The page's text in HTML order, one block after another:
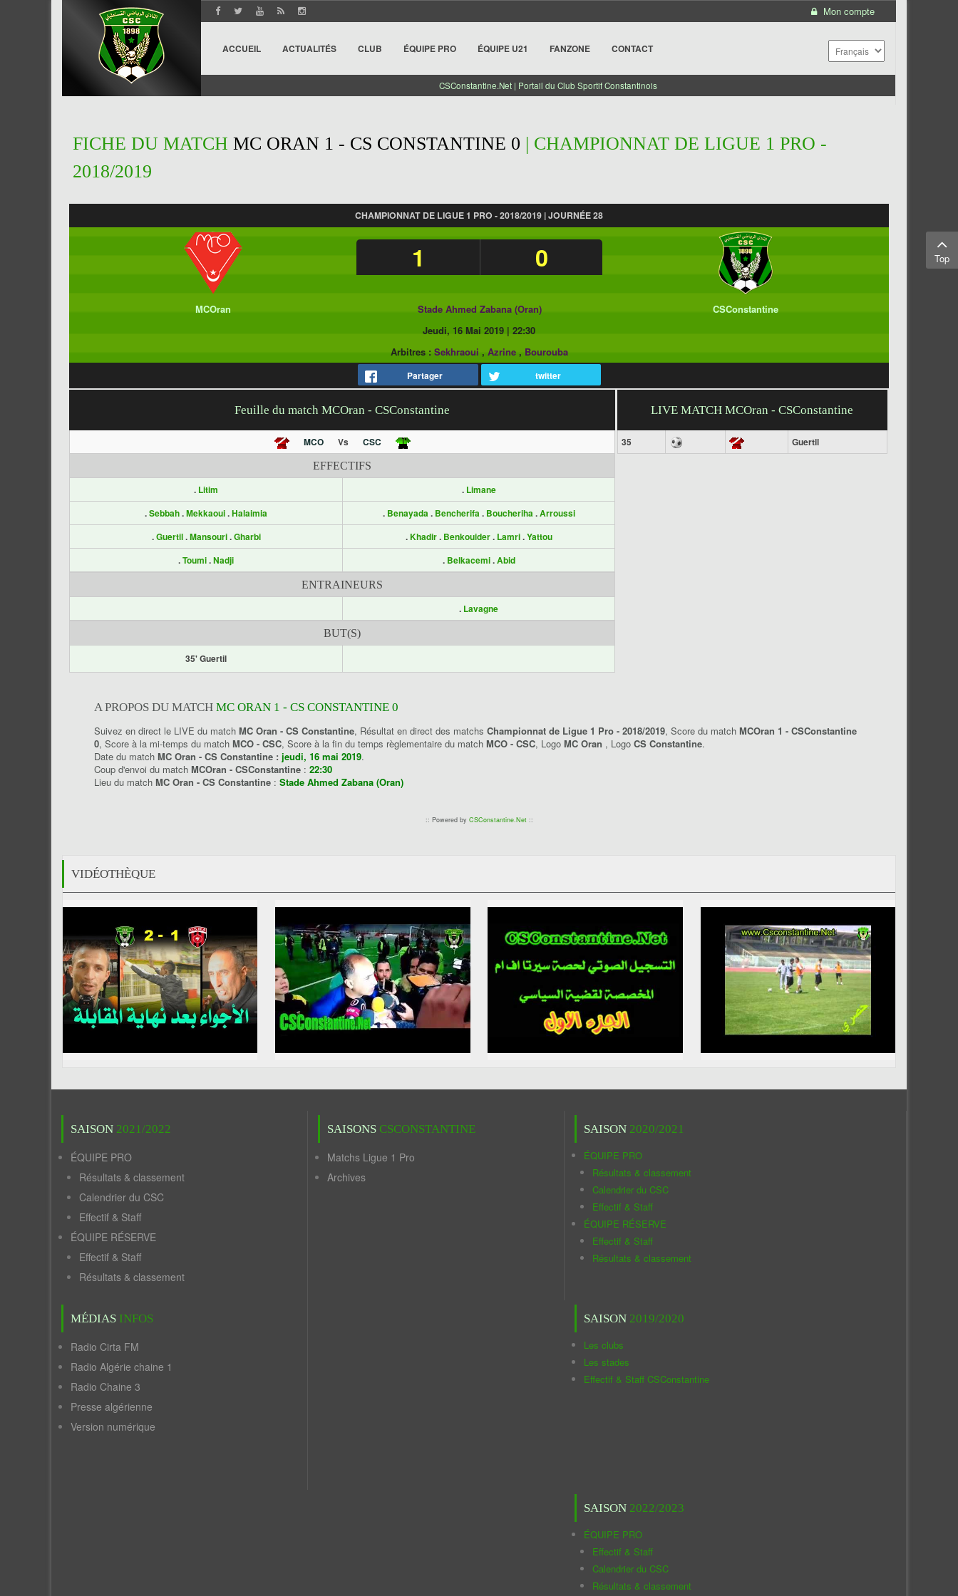
Mon compte
ACCUEIL ACTUALITÉS CLUB ÉQUIPE PRO ÉQUIPE U21 FANZONE CONTACT
CSConstantine.Net | Portail du Club Sportif Constantinois
FICHE DU MATCH MC ORAN 1 - CS CONSTANTINE 0 | CHAMPIONNAT DE LIGUE 1 PRO -
2018/2019
CHAMPIONNAT DE LIGUE 1 PRO - 2018/2019 | JOURNÉE 28
1 0
MCOran Stade Ahmed Zabana (Oran)
CSConstantine
Jeudi, 16 Mai 2019 | 22:30
Arbitres : Sekhraoui , Azrine, Bourouba
Partager twitter
Feuille du match MCOran - CSConstantine
MCO Vs CSC
EFFECTIFS
. Litim . Limane
.Sebbah.Mekkaoui.Halaimia . Benayada. Bencherifa. Boucheriha.Arroussi
.Guertil.Mansouri.Gharbi .Khadir. Benkouider. Lamri.Yattou
.Toumi.Nadji . Belkacemi.Abid
ENTRAINEURS
. Lavagne
BUT(S)
35' Guertil
LIVE MATCH MCOran - CSConstantine
35 Guertil
A PROPOS DU MATCH MC ORAN 1 - CS CONSTANTINE 0
Suivez en direct le LIVE du match MC Oran - CS Constantine, Résultat en direct des matchs Championnat de Ligue 1 Pro - 2018/2019, Score du match MCOran 1 - CSConstantine
0, Score à la mi-temps du match MCO - CSC, Score à la fin du temps règlementaire du match MCO - CSC, Logo MC Oran , Logo CS Constantine.
Date du match MC Oran - CS Constantine : jeudi, 16 mai 2019.
Coup d'envoi du match MCOran - CSConstantine : 22:30
Lieu du match MC Oran - CS Constantine : Stade Ahmed Zabana (Oran)
:: Powered by CSConstantine.Net::
VIDÉOTHÈQUE
SAISON 2021/2022
ÉQUIPE PRO
Résultats & classement
Calendrier du CSC
Effectif & Staff
ÉQUIPE RÉSERVE
Effectif & Staff
Résultats & classement
MÉDIAS INFOS
Radio Cirta FM
Radio Algérie chaine 1
Radio Chaine 3
Presse algérienne
Version numérique
SAISONS CSCONSTANTINE
Matchs Ligue 1 Pro
Archives
SAISON 2020/2021
ÉQUIPE PRO
Résultats & classement
Calendrier du CSC
Effectif & Staff
ÉQUIPE RÉSERVE
Effectif & Staff
Résultats & classement
SAISON 2019/2020
Les clubs
Les stades
Effectif & Staff CSConstantine
SAISON 2022/2023
ÉQUIPE PRO
Effectif & Staff
Calendrier du CSC
Résultats & classement
Top